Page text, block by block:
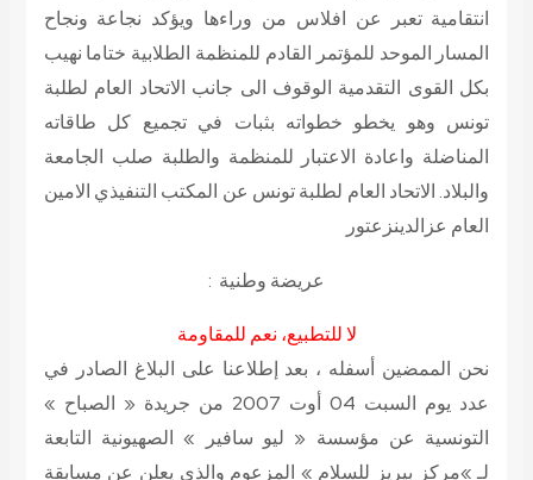
انتقامية تعبر عن افلاس من وراءها ويؤكد نجاعة ونجاح
المسار الموحد للمؤتمر القادم للمنظمة الطلابية ختاما نهيب
بكل القوى التقدمية الوقوف الى جانب الاتحاد العام لطلبة
تونس وهو يخطو خطواته بثبات في تجميع كل طاقاته
المناضلة واعادة الاعتبار للمنظمة والطلبة صلب الجامعة
والبلاد. الاتحاد العام لطلبة تونس عن المكتب التنفيذي الامين
العام عزالدينزعتور
عريضة وطنية :
لا للتطبيع، نعم للمقاومة
نحن الممضين أسفله ، بعد إطلاعنا على البلاغ الصادر في
عدد يوم السبت 04 أوت 2007 من جريدة « الصباح »
التونسية عن مؤسسة « ليو سافير » الصهيونية التابعة
لـ »مركز بيريز للسلام » المزعوم والذي يعلن عن مسابقة